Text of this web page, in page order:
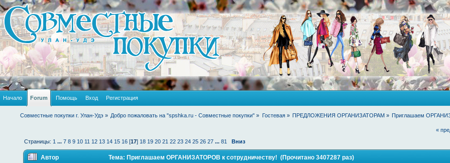
Начало Forum Помощь Вход Регистрация
Совместные покупки г. Улан-Удэ » Добро пожаловать на "spshka.ru - Совместные покупки" » Гостевая» ПРЕДЛОЖЕНИЯ ОРГАНИЗАТОРАМ » Приглашаем
«
Страницы: 1 ...7 8 9 10 11 12 13 14 15 16 [17] 18 19 20 21 22 23 24 25 26 27 ...81 Вниз
Автор Тема: Приглашаем ОРГАНИЗАТОРОВ к сотрудничеству! (Прочитано 3407287 раз)